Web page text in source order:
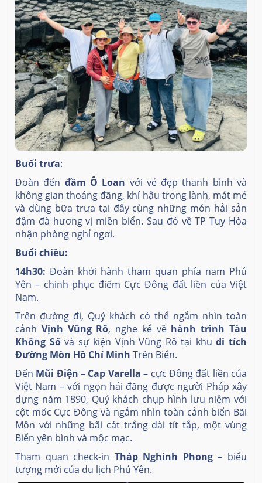
Buổi trưa:
Đoàn đến đầm Ô Loan với vẻ đẹp thanh bình và
không gian thoáng đãng, khí hậu trong lành, mát mẻ
và dùng bữa trưa tại đây cùng những món hải sản
đậm đà hương vị miền biển. Sau đó về TP Tuy Hòa
nhận phòng nghỉ ngơi.
Buổi chiều:
14h30: Đoàn khởi hành tham quan phía nam Phú
Yên – chinh phục điểm Cực Đông đất liền của Việt
Nam.
Trên đường đi, Quý khách có thể ngắm nhìn toàn
cảnh Vịnh Vũng Rô, nghe kể về hành trình Tàu
Không Sốvà sự kiện Vịnh Vũng Rô tại khudi tích
Đường Mòn Hồ Chí Minh Trên Biển.
Đến Mũi Điện – Cap Varella – cực Đông đất liền của
Việt Nam – với ngọn hải đăng được người Pháp xây
dựng năm 1890, Quý khách chụp hình lưu niệm với
cột mốc Cực Đông và ngắm nhìn toàn cảnh biển Bãi
Môn với những bãi cát trắng dài tít tắp, một vùng
Biển yên bình và mộc mạc.
Tham quan check-in Tháp Nghinh Phong– biểu
tượng mới của du lịch Phú Yên.